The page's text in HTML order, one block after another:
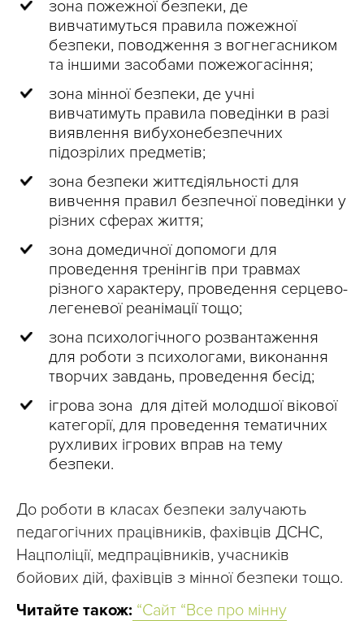
зона пожежної безпеки, де
вивчатимуться правила пожежної
безпеки, поводження з вогнегасником
та іншими засобами пожежогасіння;
зона мінної безпеки, де учні
вивчатимуть правила поведінки в разі
виявлення вибухонебезпечних
підозрілих предметів;
зона безпеки життєдіяльності для
вивчення правил безпечної поведінки у
різних сферах життя;
зона домедичної допомоги для
проведення тренінгів при травмах
різного характеру, проведення серцево-
легеневої реанімації тощо;
зона психологічного розвантаження
для роботи з психологами, виконання
творчих завдань, проведення бесід;
ігрова зона для дітей молодшої вікової
категорії, для проведення тематичних
рухливих ігрових вправ на тему
безпеки.
До роботи в класах безпеки залучають
педагогічних працівників, фахівців ДСНС,
Нацполіції, медпрацівників, учасників
бойових дій, фахівців з мінної безпеки тощо.
Читайте також: “Сайт “Все про мінну